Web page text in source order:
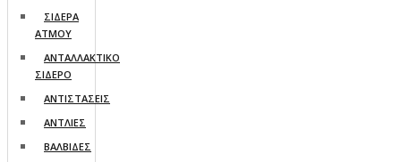
ΣΙΔΕΡΑ
ΑΤΜΟΥ
ΑΝΤΑΛΛΑΚΤΙΚΟ
ΣΙΔΕΡΟ
ΑΝΤΙΣΤΑΣΕΙΣ
ΑΝΤΛΙΕΣ
ΒΑΛΒΙΔΕΣ